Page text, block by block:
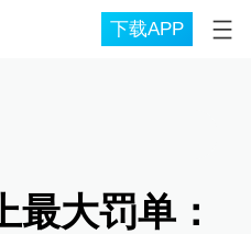
下载APP
最大罚单：